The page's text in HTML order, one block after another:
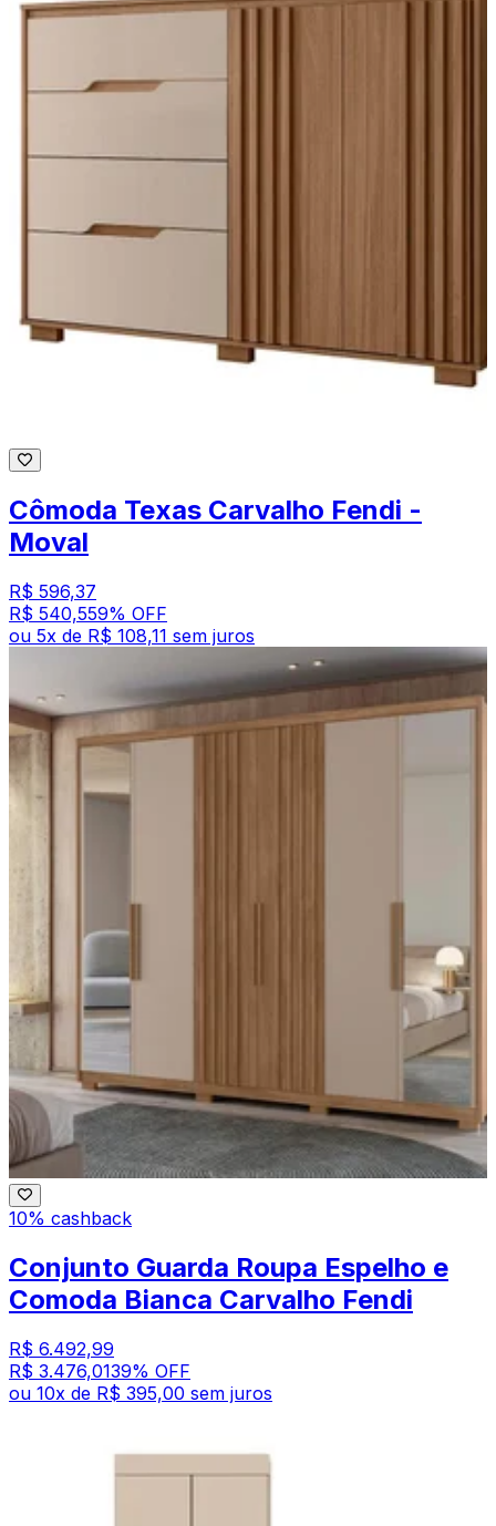
Cômoda Texas Carvalho Fendi -
Moval
R$ 596,37
R$ 540,559% OFF
ou 5x de R$ 108,11 sem juros
10% cashback
Conjunto Guarda Roupa Espelho e
Comoda Bianca Carvalho Fendi
R$ 6.492,99
R$ 3.476,0139% OFF
ou 10x de R$ 395,00 sem juros